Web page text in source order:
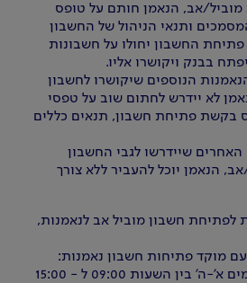
אב, הנאמן חותם על טופס
ותנאי הניהול של החשבון
החשבון יחולו על חשבונות
בבנק ויקושרו אליו.
הנוספים שיקושרו לחשבון
לא יידרש לחתום שוב על טפסי
בקשת פתיחת חשבון, תנאים כללים
שיידרשו לגבי החשבון
הנאמן יוכל להעביר ללא צורך
לפתיחת חשבון מוביל אב לנאמנות,
מוקד פתיחות חשבון נאמנות:
השעות 09:00 ל - 15:00